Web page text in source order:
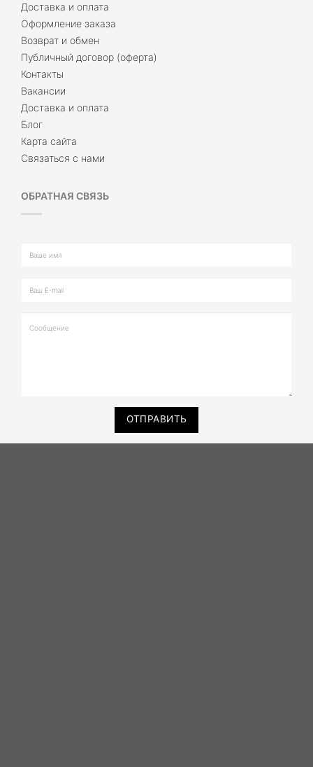
Доставка и оплата
Оформление заказа
Возврат и обмен
Публичный договор (оферта)
Контакты
Вакансии
Доставка и оплата
Блог
Карта сайта
Связаться с нами
ОБРАТНАЯ СВЯЗЬ
ОТПРАВИТЬ